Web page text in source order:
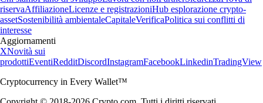
riservaAffiliazioneLicenze e registrazioniHub esplorazione crypto-
assetSostenibilità ambientaleCapitaleVerificaPolitica sui conflitti di
interesse
Aggiornamenti
XNovità sui
prodottiEventiRedditDiscordInstagramFacebookLinkedinTradingView
Cryptocurrency in Every Wallet™